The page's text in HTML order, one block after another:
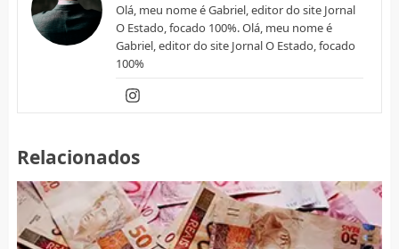
Olá, meu nome é Gabriel, editor do site Jornal
O Estado, focado 100%. Olá, meu nome é
Gabriel, editor do site Jornal O Estado, focado
100%
Relacionados